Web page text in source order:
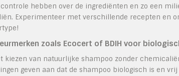
hebben over de ingrediënten en zo een
Experimenteer met verschillende recepten en
zoals Ecocert of BDIH voor
kiezen van natuurlijke shampoo zonder
geven aan dat de shampoo biologisch is en